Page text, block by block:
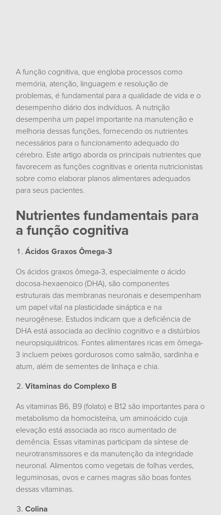
A função cognitiva, que engloba processos como
memória, atenção, linguagem e resolução de
problemas, é fundamental para a qualidade de vida e o
desempenho diário dos indivíduos. A nutrição
desempenha um papel importante na manutenção e
melhoria dessas funções, fornecendo os nutrientes
necessários para o funcionamento adequado do
cérebro. Este artigo aborda os principais nutrientes que
favorecem as funções cognitivas e orienta nutricionistas
sobre como elaborar planos alimentares adequados
para seus pacientes.
Nutrientes fundamentais para
a função cognitiva
Ácidos Graxos Ômega-3
Os ácidos graxos ômega-3, especialmente o ácido
docosa-hexaenoico (DHA), são componentes
estruturais das membranas neuronais e desempenham
um papel vital na plasticidade sináptica e na
neurogênese. Estudos indicam que a deficiência de
DHA está associada ao declínio cognitivo e a distúrbios
neuropsiquiátricos. Fontes alimentares ricas em ômega-
3 incluem peixes gordurosos como salmão, sardinha e
atum, além de sementes de linhaça e chia.
Vitaminas do Complexo B
As vitaminas B6, B9 (folato) e B12 são importantes para o
metabolismo da homocisteína, um aminoácido cuja
elevação está associada ao risco aumentado de
demência. Essas vitaminas participam da síntese de
neurotransmissores e da manutenção da integridade
neuronal. Alimentos como vegetais de folhas verdes,
leguminosas, ovos e carnes magras são boas fontes
dessas vitaminas.
Colina